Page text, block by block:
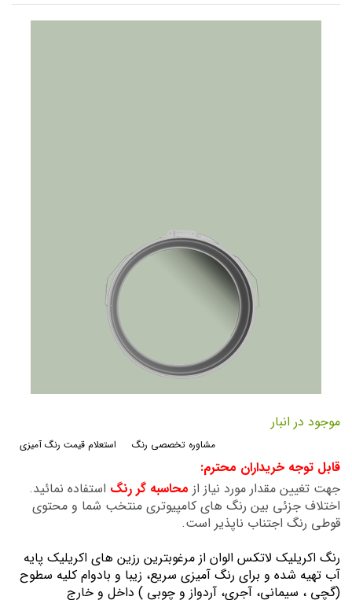
ابتدای
گالری
موجود در انبار
استعلام قیمت رنگ آمیزی مشاوره تخصصی رنگ
قابل توجه خریداران محترم:
جهت تغیین مقدار مورد نیاز از محاسبه گر رنگ استفاده نمائید.
اختلاف جزئی بین رنگ های کامپیوتری منتخب شما و محتوی
قوطی رنگ اجتناب ناپذیر است.
رنگ اكريليك لاتكس الوان از مرغوبترين رزين هاي اكريليك پايه
آب تهيه شده و برای رنگ آمیزی سریع، زیبا و بادوام کلیه سطوح
(گچی ، سیمانی، آجری، آردواز و چوبی ) داخل و خارج